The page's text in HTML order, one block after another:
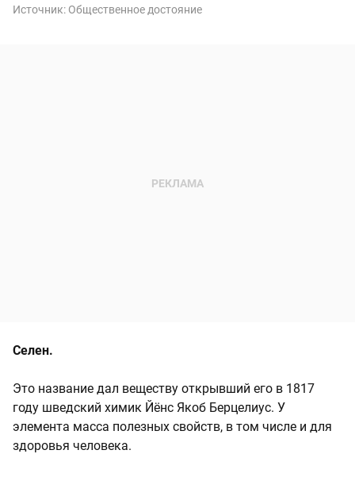
Источник: Общественное достояние
Селен.
Это название дал веществу открывший его в 1817
году шведский химик Йёнс Якоб Берцелиус. У
элемента масса полезных свойств, в том числе и для
здоровья человека.